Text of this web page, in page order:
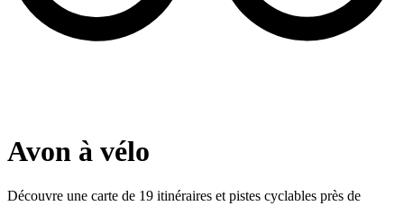
Avon à vélo
Découvre une carte de 19 itinéraires et pistes cyclables près de